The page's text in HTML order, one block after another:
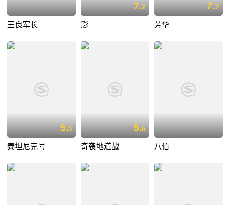
王良军长
7.2
影
7.7
芳华
9.5
泰坦尼克号
5.6
奇袭地道战 八佰